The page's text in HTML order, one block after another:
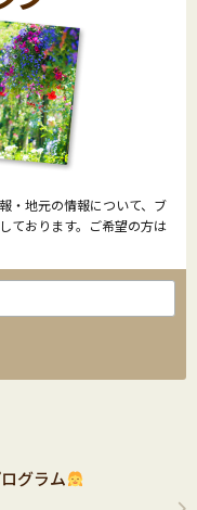
・地元の情報について、ブ
ております。ご希望の方は
グラム